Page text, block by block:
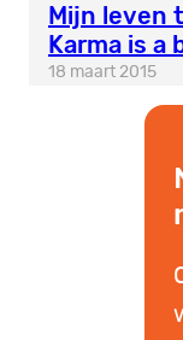
Mijn leven
Karma is a
18 maart 2015